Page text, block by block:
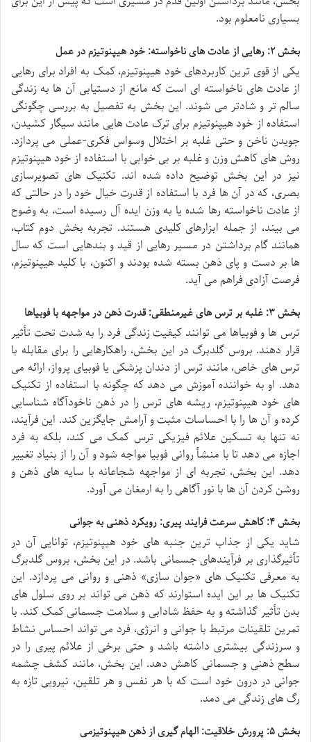
بسیاری نامعلوم بود.
بخش ۲: رهایی از عادت های ناخواسته: خود هیپنوتیزم در عمل
یکی از قوی ترین کاربردهای خود هیپنوتیزم، کمک به افراد برای رهایی
از عادت های ناخواسته ای است که مانع از دستیابی آن ها به زندگی
سالم تر و شادتر می شوند. این بخش به تفصیل به بررسی چگونگی
استفاده از خود هیپنوتیزم برای ترک عادت هایی مانند سیگار کشیدن،
جویدن ناخن و حتی غلبه بر اختلال وسواس فکری-عملی می پردازد.
روش های کاهش وزن و غلبه بر بی خوابی با استفاده از خود هیپنوتیزم
نیز در این بخش توضیح داده شده اند. تکنیک های تصویرسازی
بصری، که در آن ها فرد با استفاده از قدرت خیال خود را در حالتی که
از عادت ناخواسته رها شده یا به وزن ایده آل رسیده است، به وضوح
می بیند، از جمله ابزارهای کلیدی هستند. تجربه بخش دوم کتاب،
همانند گام برداشتن در مسیر رهایی از قید و بندهایی است که سال
ها بر دست و پای ذهن بسته شده بودند و اکنون، با کلید هیپنوتیزم،
فرصت آزادی فراهم می آید.
بخش ۳: غلبه بر ترس های غیرمنطقی: قدرت ذهن در مواجهه با فوبیاها
ترس ها و فوبیاها می توانند کیفیت زندگی فرد را به شدت تحت تأثیر
قرار دهند. بروس گلدبرگ در این بخش، راهکارهایی را برای مقابله با
ترس های خاص، مانند ترس از دندان پزشکی یا فوبیای پرواز، ارائه می
دهد. او به خواننده آموزش می دهد که چگونه با استفاده از تکنیک
های خود هیپنوتیزم، ریشه های ترس را در ذهن ناخودآگاه شناسایی
کرده و آن ها را با احساسات مثبت و آرامش جایگزین کند. این فرآیند،
نه تنها به تسکین علائم فیزیکی ترس کمک می کند، بلکه به فرد
اجازه می دهد تا با منشأ روانی فوبیا مواجه شود و آن را از بنیاد تغییر
دهد. این بخش، تجربه ای از مواجهه شجاعانه با سایه های ذهن و
روشن کردن آن ها با نور آگاهی را به ارمغان می آورد.
بخش ۴: کاهش سرعت فرایند پیری: رویکرد ذهنی به جوانی
شاید یکی از جذاب ترین جنبه های خود هیپنوتیزم، توانایی آن در
تأثیرگذاری بر فرآیندهای جسمانی باشد. در این بخش، بروس گلدبرگ
به معرفی تکنیک های «جوان سازی» ذهنی و روانی می پردازد. این
تکنیک ها بر این ایده استوارند که ذهن می تواند بر روی سلول های
بدن تأثیر گذاشته و به حفظ شادابی و سلامت جسمانی کمک کند. با
تمرین تلقینات مرتبط با جوانی و انرژی، فرد می تواند احساس نشاط
و سرزندگی بیشتری داشته باشد و حتی برخی از علائم پیری را در
سطح ذهنی و جسمانی کاهش دهد. این بخش، مانند کشف چشمه
جوانی در درون خود است که با هر نفس و هر تلقین، نیرویی تازه به
رگ های زندگی می دمد.
بخش ۵: پرورش خلاقیت: الهام گیری از ذهن هیپنوتیزمی